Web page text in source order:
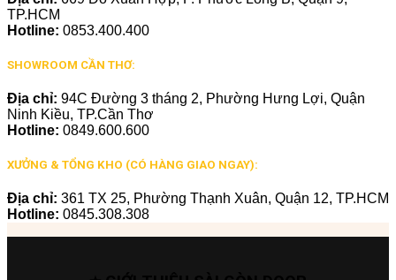
TP.HCM
Hotline: 0853.400.400
SHOWROOM CẦN THƠ:
Địa chỉ: 94C Đường 3 tháng 2, Phường Hưng Lợi, Quận
Ninh Kiều, TP.Cần Thơ
Hotline: 0849.600.600
XƯỞNG & TỔNG KHO (CÓ HÀNG GIAO NGAY):
Địa chỉ: 361 TX 25, Phường Thạnh Xuân, Quận 12, TP.HCM
Hotline: 0845.308.308